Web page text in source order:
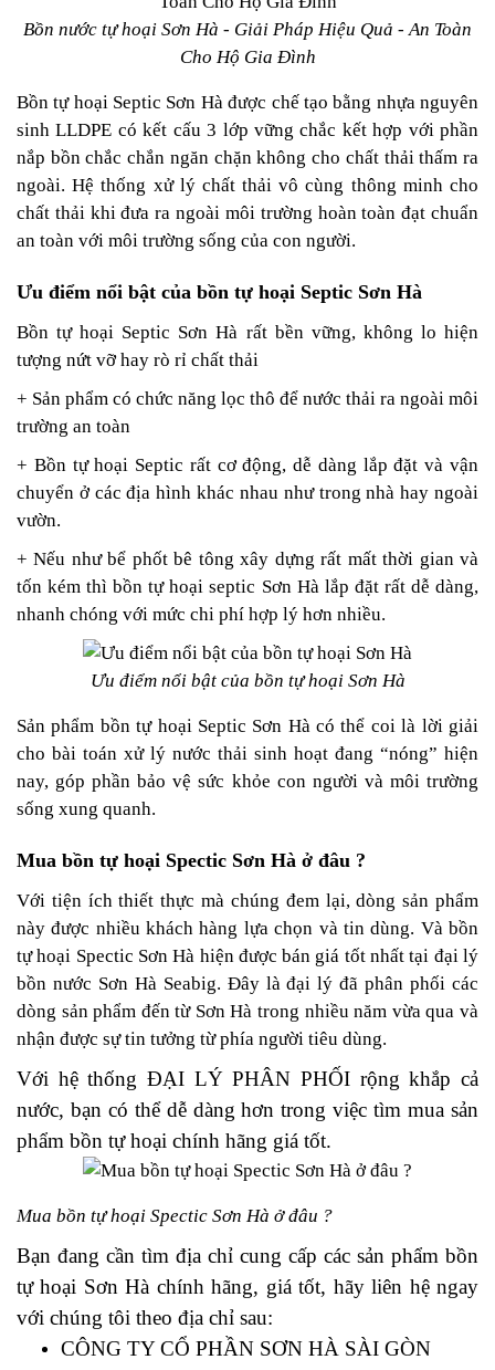
Bồn nước tự hoại Sơn Hà - Giải Pháp Hiệu Quả - An Toàn
Cho Hộ Gia Đình
Bồn tự hoại Septic Sơn Hà được chế tạo bằng nhựa nguyên
sinh LLDPE có kết cấu 3 lớp vững chắc kết hợp với phần
nắp bồn chắc chắn ngăn chặn không cho chất thải thấm ra
ngoài. Hệ thống xử lý chất thải vô cùng thông minh cho
chất thải khi đưa ra ngoài môi trường hoàn toàn đạt chuẩn
an toàn với môi trường sống của con người.
Ưu điểm nổi bật của bồn tự hoại Septic Sơn Hà
Bồn tự hoại Septic Sơn Hà rất bền vững, không lo hiện
tượng nứt vỡ hay rò rỉ chất thải
+ Sản phẩm có chức năng lọc thô để nước thải ra ngoài môi
trường an toàn
+ Bồn tự hoại Septic rất cơ động, dễ dàng lắp đặt và vận
chuyển ở các địa hình khác nhau như trong nhà hay ngoài
vườn.
+ Nếu như bể phốt bê tông xây dựng rất mất thời gian và
tốn kém thì bồn tự hoại septic Sơn Hà lắp đặt rất dễ dàng,
nhanh chóng với mức chi phí hợp lý hơn nhiều.
Ưu điểm nổi bật của bồn tự hoại Sơn Hà
Sản phẩm bồn tự hoại Septic Sơn Hà có thể coi là lời giải
cho bài toán xử lý nước thải sinh hoạt đang “nóng” hiện
nay, góp phần bảo vệ sức khỏe con người và môi trường
sống xung quanh.
Mua bồn tự hoại Spectic Sơn Hà ở đâu ?
Với tiện ích thiết thực mà chúng đem lại, dòng sản phẩm
này được nhiều khách hàng lựa chọn và tin dùng. Và bồn
tự hoại Spectic Sơn Hà hiện được bán giá tốt nhất tại đại lý
bồn nước Sơn Hà Seabig. Đây là đại lý đã phân phối các
dòng sản phẩm đến từ Sơn Hà trong nhiều năm vừa qua và
nhận được sự tin tưởng từ phía người tiêu dùng.
Với hệ thống ĐẠI LÝ PHÂN PHỐI rộng khắp cả
nước, bạn có thểdễ dàng hơn trong việc tìm mua sản
phẩm bồn tự hoại chính hãng giá tốt.
Mua bồn tự hoại Spectic Sơn Hà ở đâu ?
Bạn đang cần tìm địa chỉ cung cấp các sản phẩm bồn
tự hoại Sơn Hà chính hãng, giá tốt, hãy liên hệ ngay
với chúng tôi theo địa chỉ sau:
CÔNG TY CỔ PHẦN SƠN HÀ SÀI GÒN